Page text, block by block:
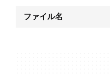
ファイル名